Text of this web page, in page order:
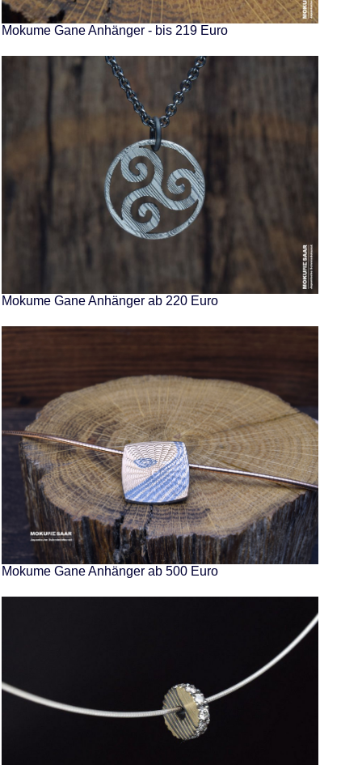
Mokume Gane Anhänger - bis 219 Euro
Mokume Gane Anhänger ab 220 Euro
Mokume Gane Anhänger ab 500 Euro